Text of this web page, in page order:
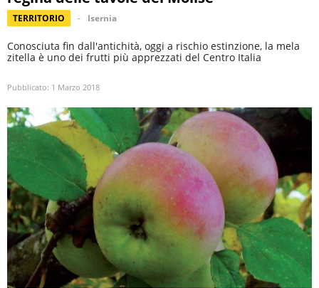
TERRITORIO Isernia
Conosciuta fin dall'antichità, oggi a rischio estinzione, la mela
zitella è uno dei frutti più apprezzati del Centro Italia
Pubblicato: 1 Marzo 2018